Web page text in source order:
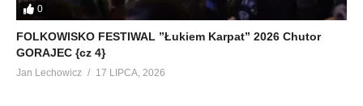
0
FOLKOWISKO FESTIWAL ”Łukiem Karpat” 2026 Chutor
GORAJEC {cz 4}
Jan Lechowicz 17 LIPCA, 2026